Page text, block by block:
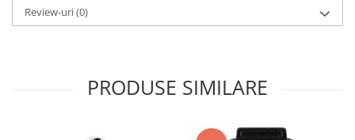
Review-uri(0)
PRODUSE SIMILARE